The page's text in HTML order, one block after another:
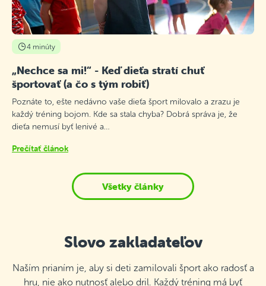
4 minúty
„Nechce sa mi!“ - Keď dieťa stratí chuť
športovať (a čo s tým robiť)
Poznáte to, ešte nedávno vaše dieťa šport milovalo a zrazu je
každý tréning bojom. Kde sa stala chyba? Dobrá správa je, že
dieťa nemusí byť lenivé a…
Prečítať článok
Všetky články
Slovo zakladateľov
Naším prianím je, aby si deti zamilovali šport ako radosť a
hru, nie ako nutnosť alebo dril. Každý tréning má byť